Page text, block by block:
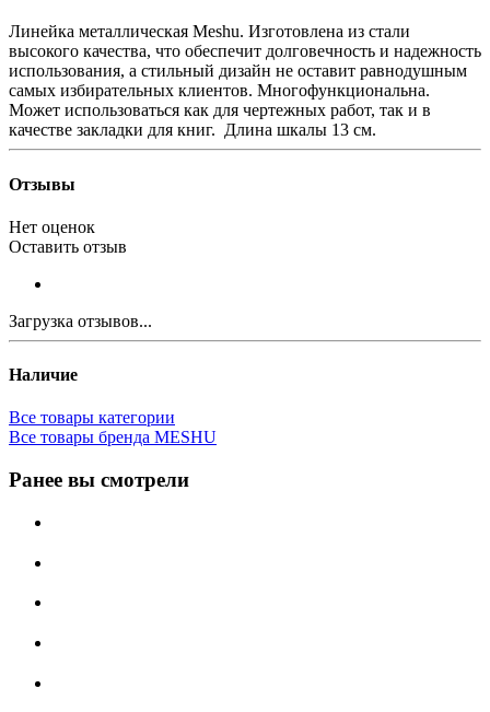
Линейка металлическая Meshu. Изготовлена из стали
высокого качества, что обеспечит долговечность и надежность
использования, а стильный дизайн не оставит равнодушным
самых избирательных клиентов. Многофункциональна.
Может использоваться как для чертежных работ, так и в
качестве закладки для книг. Длина шкалы 13 см.
Отзывы
Нет оценок
Оставить отзыв
Загрузка отзывов...
Наличие
Все товары категории
Все товары бренда MESHU
Ранее вы смотрели